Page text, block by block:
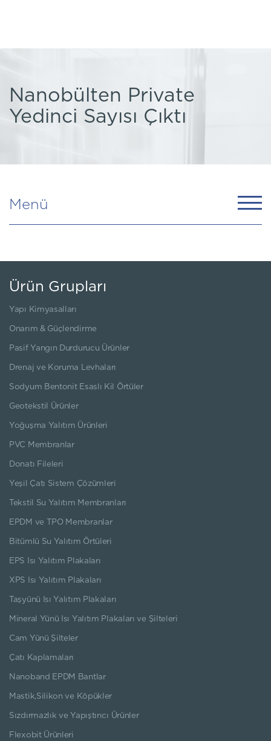
Nanobülten Private
Yedinci Sayısı Çıktı
Menü
Ürün Grupları
Yapı Kimyasalları
Onarım & Güçlendirme
Pasif Yangın Durdurucu Ürünler
Drenaj ve Koruma Levhaları
Sodyum Bentonit Esaslı Kil Örtüler
Geotekstil Ürünler
Yoğuşma Yalıtım Ürünleri
PVC Membranlar
Donatı Fileleri
Yeşil Çatı Sistem Çözümleri
Tekstil Su Yalıtım Membranları
EPDM ve TPO Membranlar
Bitümlü Su Yalıtım Örtüleri
EPS Isı Yalıtım Plakaları
XPS Isı Yalıtım Plakaları
Taşyünü Isı Yalıtım Plakaları
Mineral Yünü Isı Yalıtım Plakaları ve Şilteleri
Cam Yünü Şilteler
Çatı Kaplamaları
Nanoband EPDM Bantlar
Mastik,Silikon ve Köpükler
Sızdırmazlık ve Yapıştırıcı Ürünler
Flexobit Ürünleri